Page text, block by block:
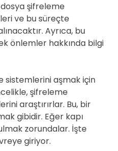
şifreleme
ve bu süreçte
Ayrıca, bu
önlemler hakkında bilgi
sistemlerini aşmak için
şifreleme
araştırırlar. Bu, bir
gibidir. Eğer kapı
zorundalar. İşte
giriyor.